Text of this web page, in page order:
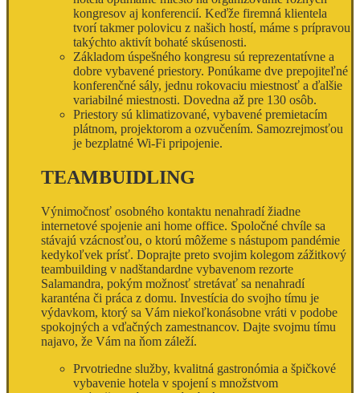
kongresov aj konferencií. Keďže firemná klientela
tvorí takmer polovicu z našich hostí, máme s prípravou
takýchto aktivít bohaté skúsenosti.
Základom úspešného kongresu sú reprezentatívne a
dobre vybavené priestory. Ponúkame dve prepojiteľné
konferenčné sály, jednu rokovaciu miestnosť a ďalšie
variabilné miestnosti. Dovedna až pre 130 osôb.
Priestory sú klimatizované, vybavené premietacím
plátnom, projektorom a ozvučením. Samozrejmosťou
je bezplatné Wi-Fi pripojenie.
TEAMBUIDLING
Výnimočnosť osobného kontaktu nenahradí žiadne
internetové spojenie ani home office. Spoločné chvíle sa
stávajú vzácnosťou, o ktorú môžeme s nástupom pandémie
kedykoľvek prísť. Doprajte preto svojim kolegom zážitkový
teambuilding v nadštandardne vybavenom rezorte
Salamandra, pokým možnosť stretávať sa nenahradí
karanténa či práca z domu. Investícia do svojho tímu je
výdavkom, ktorý sa Vám niekoľkonásobne vráti v podobe
spokojných a vďačných zamestnancov. Dajte svojmu tímu
najavo, že Vám na ňom záleží.
Prvotriedne služby, kvalitná gastronómia a špičkové
vybavenie hotela v spojení s množstvom